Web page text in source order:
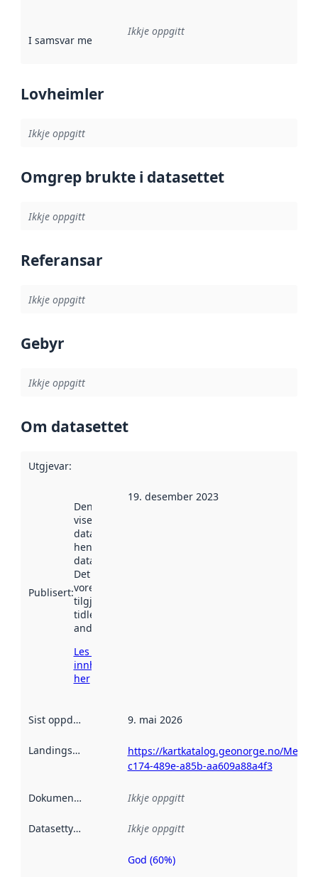
I samsvar med Referanse til ei implementeringsregel eller
Ikkje oppgitt
Lovheimler
Ikkje oppgitt
Omgrep brukte i datasettet
Ikkje oppgitt
Referansar
Ikkje oppgitt
Gebyr
Ikkje oppgitt
Om datasettet
Utgjevar:
Publisert:
Denne datoen
viser når
datasettet vart
henta inn av
data.norge.no.
Det kan ha
vore
tilgjengeleg
tidlegare
andre stader.
Les meir om
innhenting
her
19. desember 2023
Sist oppdatert 9. mai 2026
Landingsside
https://kartkatalog.geonorge.no/
c174-489e-a85b-aa609a88a4f3
Dokumentasjon Ikkje oppgitt
Datasettype Ikkje oppgitt
Metadatakvalitet
God (60%)